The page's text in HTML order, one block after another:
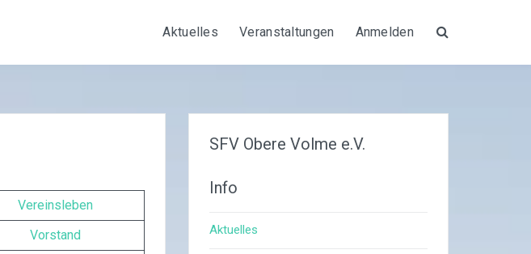
Aktuelles Veranstaltungen Anmelden
Vereinsleben
Vorstand
SFV Obere Volme e.V.
Info
Aktuelles